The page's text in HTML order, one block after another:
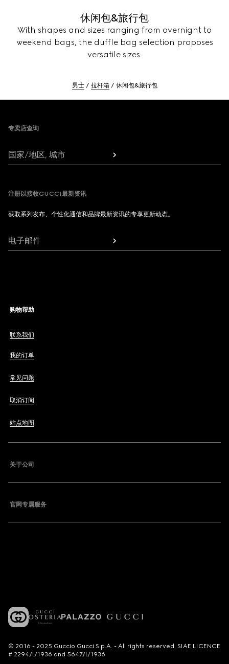
休闲包&旅行包
With shapes and sizes ranging from overnight to
weekend bags, the duffle bag selection proposes
versatile sizes.
男士 拉杆箱 休闲包&旅行包
专卖店查询
国家/地区, 城市
注册以接收GUCCI最新资讯
获取系列发布、个性化通信和品牌最新资讯的专享更新动态。
电子邮件
购物帮助
联系我们
我的订单
常见问题
取消订阅
站点地图
关于公司
官网专属服务
© 2016 - 2025 Guccio Gucci S.p.A. - All rights reserved. SIAE LICENCE
# 2294/I/1936 and 5647/I/1936